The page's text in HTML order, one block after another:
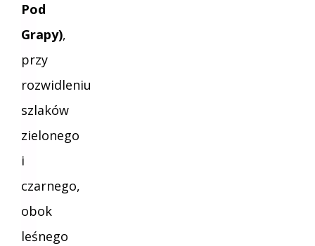
Pod
Grapy),
przy
rozwidleniu
szlaków
zielonego
i
czarnego,
obok
leśnego